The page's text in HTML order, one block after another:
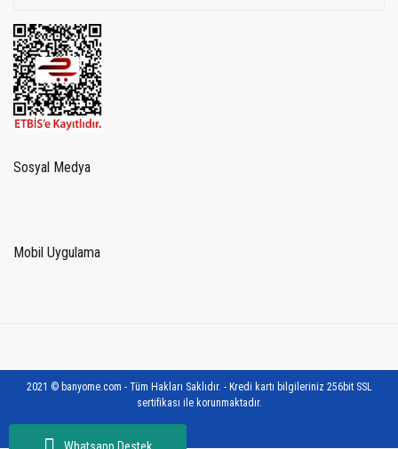
Whatsapp Destek
Sosyal Medya
Mobil Uygulama
2021 © banyome.com - Tüm Hakları Saklıdır. - Kredi kartı bilgileriniz 256bit SSL
sertifikası ile korunmaktadır.